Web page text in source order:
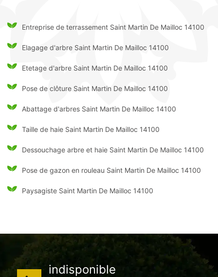
Entreprise de terrassement Saint Martin De Mailloc 14100
Elagage d'arbre Saint Martin De Mailloc 14100
Etetage d'arbre Saint Martin De Mailloc 14100
Pose de clôture Saint Martin De Mailloc 14100
Abattage d'arbres Saint Martin De Mailloc 14100
Taille de haie Saint Martin De Mailloc 14100
Dessouchage arbre et haie Saint Martin De Mailloc 14100
Pose de gazon en rouleau Saint Martin De Mailloc 14100
Paysagiste Saint Martin De Mailloc 14100
indisponible